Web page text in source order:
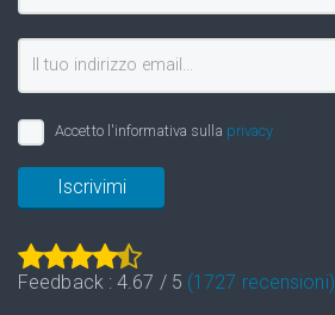
Accetto l'informativa sulla privacy
Iscrivimi
Feedback :4.67 / 5 (1727 recensioni)